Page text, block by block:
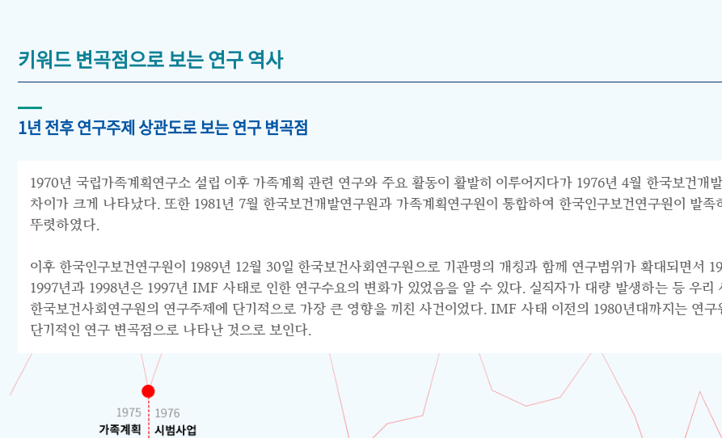
키워드 변곡점으로 보는 연구 역사
1년 전후 연구주제 상관도로 보는 연구 변곡점
1970년 국립가족계획연구소 설립 이후 가족계획 관련 연구와 주요 활동이 활발히 이루어지다가 1976년 4월 한국보건개
차이가 크게 나타났다. 또한 1981년 7월 한국보건개발연구원과 가족계획연구원이 통합하여 한국인구보건연구원이 발
뚜렷하였다.
이후 한국인구보건연구원이 1989년 12월 30일 한국보건사회연구원으로 기관명의 개칭과 함께 연구범위가 확대되면서
1997년과 1998년은 1997년 IMF 사태로 인한 연구수요의 변화가 있었음을 알 수 있다. 실직자가 대량 발생하는 등 우
한국보건사회연구원의 연구주제에 단기적으로 가장 큰 영향을 끼친 사건이었다. IMF 사태 이전의 1980년대까지는 연
단기적인 연구 변곡점으로 나타난 것으로 보인다.